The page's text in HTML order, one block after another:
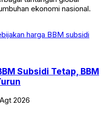
ekonomi nasional.
Subsidi Tetap, BBM
2026